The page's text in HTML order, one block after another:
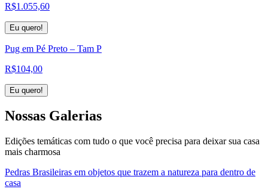
R$1.055,60
Eu quero!
Pug em Pé Preto – Tam P
R$104,00
Eu quero!
Nossas Galerias
Edições temáticas com tudo o que você precisa para deixar sua casa
mais charmosa
Pedras Brasileiras em objetos que trazem a natureza para dentro de
casa